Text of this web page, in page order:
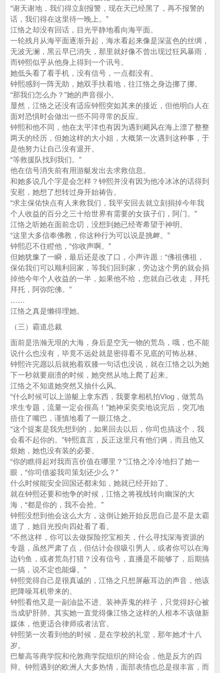
“谢天谢地，我们得立刻报警，现在天已经黑了，再不报警的
话，我们得在这里待一晚上。”
江恪之却没有回话，目光平静地看向海平面。
一轮残月从海平面逐渐升起，海水看起来像是深蓝色的丝绸，
无波无澜，黑云早已消失，那里就好像不曾出现过狂风暴雨，
而钟熙似乎从他身上得到一个讯号。
她低头看了看手机，没有信号，一点都没有。
钟熙感到一阵无助，她双手扶着地，往江恪之身边挪了挪。
“那我们怎么办？”她的声音很小。
显然，江恪之还没有适应钟熙突如其来的接近，但他明白人在
面对恐惧时会做出一些不同寻常的反应。
钟熙和他不同，他在太平洋也有因为遇到飓风在海上漂了整整
两天的经历，但她这样的大小姐，大概第一次遇到这种事，于
是他努力让自己没有退开。
“等救援队找到我们。”
他在信号消失前有用游艇发出去求救信息。
和她多说几个字是会怎样？钟熙并没有因为他冷冰冰的话得到
安慰，她想了想转过身开始祷告。
“求主保佑快点有人来救我们，我平安回去就立刻捐掉今年我
个人收益的百分之三十给世界有需要的女孩子们，阿门。”
江恪之听她在面前念叨，没想到她已经寄希望于神明。
“这里大多信奉佛教，你这种行为可以说是挑衅。”
钟熙忍不住瞪他，“你收声啊。”
但她犹豫了一瞬，最后还是改了口，小声许愿：“佛祖佛祖，
保佑我们可以顺利回家，等我们回到家，旁边这个男的就会捐
掉他今年个人收益的一半，如果他不给，您就自己收走，拜托
拜托，阿弥陀佛。”
……
江恪之真是懒得理她。
（三）霸道总裁
面前是浩瀚无垠的大海，身后是空无一物的荒岛，哦，也不能
说什么也没有，毕竟不远处就是密得看不见底的可怖丛林。
钟熙许完愿以后就抱着双膝一句话也没说，就在江恪之以为她
下一秒就要崩溃的时候，她突然从地上爬了起来。
江恪之不知道她突然又抽什么风。
“什么时候可以上游艇上拿东西，我要拿相机拍Vlog，做荒岛
求生专题，流量一定会很高！”她神采奕奕地说完后，突兀地
捂住了嘴巴，谨慎地看了一眼江恪之。
“这个提案是我先想到的，如果回去以后，你司也搞这个，我
会看不起你的。”钟熙直言，反正这里只有他们俩，而且他又
烦她，她也没有装的必要。
“你的瞧得起对我而言价值在哪里？”江恪之冷冷地扫了她一
眼，“你司借鉴我司策划还少么？”
什么时候能安全回国还都未知，她就已经开始了。
就在钟熙还要和他争的时候，江恪之将视线转向幽深的大
海，“都是你的，我不会抢。”
钟熙没想到他会这么大方，这倒让她开始反思自己是不是太霸
道了，她目光投向四处看了看。
“不然这样，你可以去做探险挖宝相关，什么寻找深海资源的
专题，虽然严肃了点，但估计会很吸引男人，或者你可以在海
边钓鱼，或者荒岛打猎？没有信号，直播是不能够了，后期搞
一搞，说不定也能爆。”
钟熙觉得自己是很真诚的，江恪之只想屏蔽耳边的声音，他该
把降噪耳机带来的。
钟熙看他又是一副油盐不进、装神弄鬼的样子，只觉得好心被
当成驴肝肺。其实她一直觉得像江恪之这样的人根本不该做新
媒体，他更适合律师或者法官。
钟熙第一次看到他的时候，是在学校的礼堂，那年她才十八
岁。
巴黎高等商学院和伦敦商学院组织的辩论会，他是反方的四
辩。钟熙遇到的欧洲人大多热情，面部表情也总是很丰富，而